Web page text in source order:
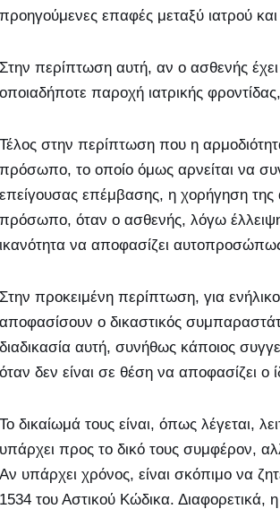
προηγούμενες επαφές μεταξύ ιατρού
Στην περίπτωση αυτή, αν ο ασθενής
οποιαδήποτε παροχή ιατρικής
Τέλος στην περίπτωση που η
πρόσωπο, το οποίο όμως αρνείται να
επείγουσας επέμβασης, η χορήγηση της
πρόσωπο, όταν ο ασθενής, λόγω
ικανότητα να αποφασίζει
Στην προκειμένη περίπτωση, για
αποφασίσουν ο δικαστικός
διαδικασία αυτή, συνήθως κάποιος
όταν δεν είναι σε θέση να αποφασίζει ο
Το δικαίωμά τους είναι, όπως λέγεται,
υπάρχει προς το δικό τους συμφέρον,
Αν υπάρχει χρόνος, είναι σκόπιμο να
1534 του Αστικού Κώδικα. Διαφορετικά,